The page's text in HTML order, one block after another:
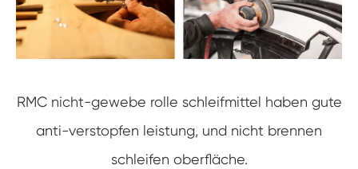
RMC nicht-gewebe rolle schleifmittel haben gute
anti-verstopfen leistung, und nicht brennen
schleifen oberfläche.